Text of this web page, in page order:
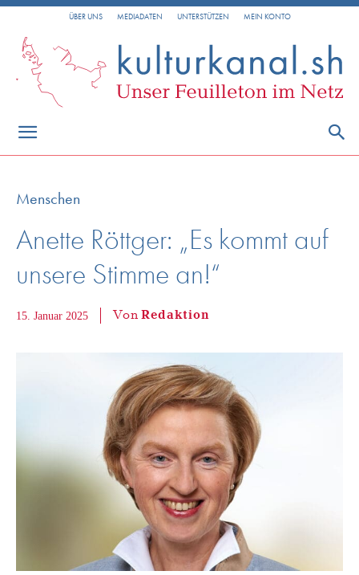
ÜBER UNS MEDIADATEN UNTERSTÜTZEN MEIN KONTO
Menschen
Anette Röttger: „Es kommt auf
unsere Stimme an!“
15. Januar 2025 VonRedaktion